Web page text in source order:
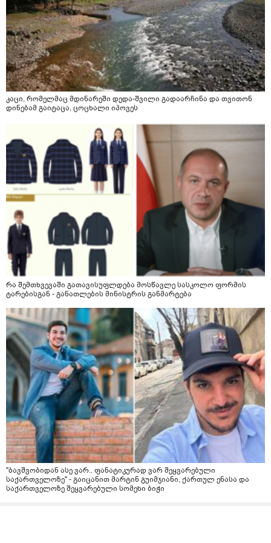
კაცი, რომელმაც მდინარეში დედა-შვილი გადაარჩინა და თვითონ
დინებამ გაიტაცა, ცოცხალი იპოვეს
რა შემთხვევაში გათავისუფლდება მოსწავლე სასკოლო ფორმის
ტარებისგან - განათლების მინისტრის განმარტება
"ბავშვობიდან ასე ვარ.. ფანატიკურად ვარ შეყვარებული
საქართველოზე" - გაიცანით მარტინ გუიმჯიანი, ქართულ ენასა და
საქართველოზე შეყვარებული სომეხი ბიჭი